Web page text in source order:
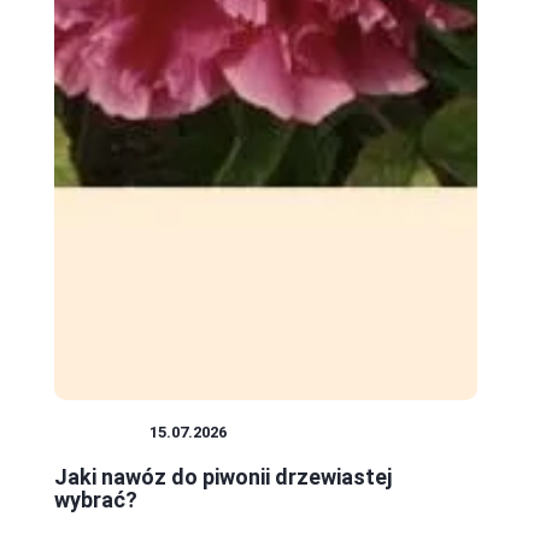
15.07.2026
Jaki nawóz do piwonii drzewiastej
wybrać?